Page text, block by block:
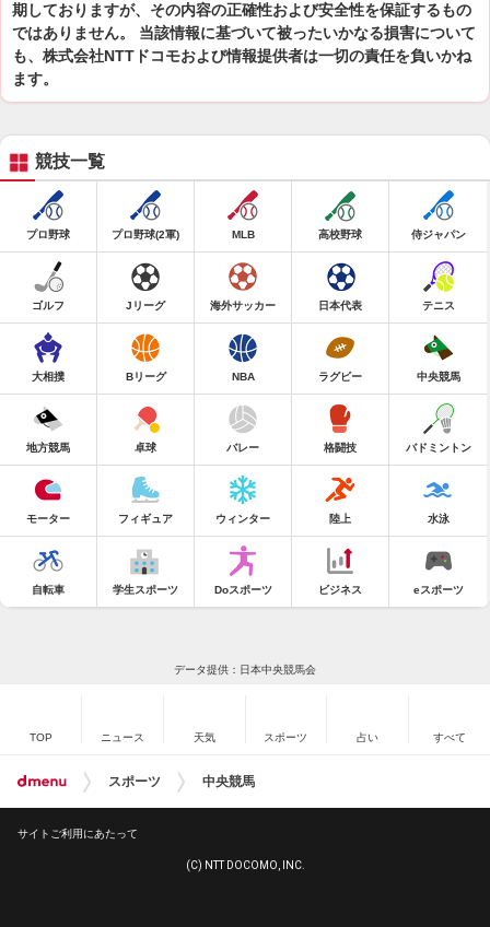
期しておりますが、その内容の正確性および安全性を保証するもの
ではありません。 当該情報に基づいて被ったいかなる損害について
も、株式会社NTTドコモおよび情報提供者は一切の責任を負いかね
ます。
競技一覧
プロ野球 プロ野球(2軍) MLB 高校野球 侍ジャパン
ゴルフ Jリーグ 海外サッカー 日本代表 テニス
大相撲 Bリーグ NBA ラグビー 中央競馬
地方競馬 卓球 バレー 格闘技 バドミントン
モーター フィギュア ウィンター 陸上 水泳
自転車 学生スポーツ Doスポーツ ビジネス eスポーツ
データ提供：日本中央競馬会
TOP ニュース 天気 スポーツ 占い すべて
スポーツ 中央競馬
サイトご利用にあたって
(C) NTT DOCOMO, INC.